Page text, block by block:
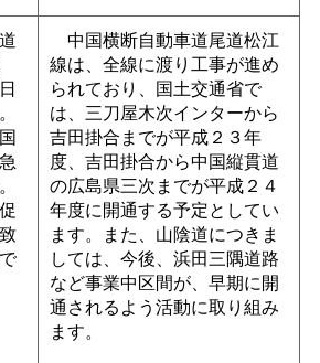
中国横断自動車道尾道松江
線は、全線に渡り工事が進め
られており、国土交通省で
は、三刀屋木次インターから
吉田掛合までが平成２３年
度、吉田掛合から中国縦貫道
の広島県三次までが平成２４
年度に開通する予定としてい
ます。また、山陰道につきま
しては、今後、浜田三隅道路
など事業中区間が、早期に開
通されるよう活動に取り組み
ます。